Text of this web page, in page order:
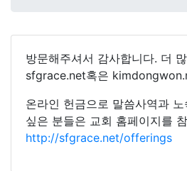
방문해주셔서 감사합니다. 더
sfgrace.net혹은
온라인 헌금으로 말씀사역과
싶은 분들은 교회 홈페이지를
http://sfgrace.net/offerings